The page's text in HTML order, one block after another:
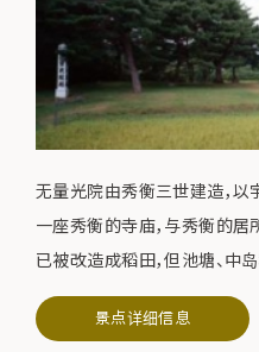
无量光院由秀衡三世建造，
一座秀衡的寺庙，与秀衡的
已被改造成稻田，但池塘、中
据 1952 年的发掘结果，这座
的东西轴线穿过东门、桥、中
景点详细信息